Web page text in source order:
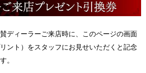
ディーラーご来店時に、このページの画面
ント）をスタッフにお見せいただくと記念
。